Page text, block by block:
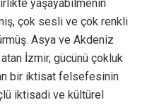
yaşayabilmenin
çok sesli ve çok renkli
Asya ve Akdeniz
İzmir, gücünü çokluk
bir iktisat felsefesinin
iktisadi ve kültürel